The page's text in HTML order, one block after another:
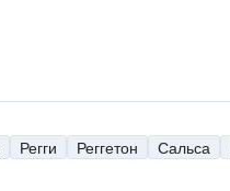
Регги Реггетон Сальса